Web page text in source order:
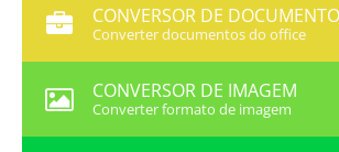
CONVERSOR DE
Converter documentos do office
CONVERSOR DE IMAGEM
Converter formato de imagem